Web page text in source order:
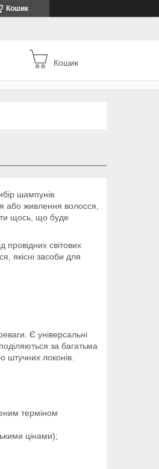
Кошик
Кошик
шампунів
або живлення волосся,
щось, що буде
провідних світових
якісні засоби для
Є універсальні
за багатьма
штучних локонів.
терміном
цінами);